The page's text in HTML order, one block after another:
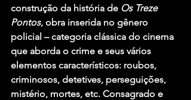
construção da história de Os Treze
Pontos, obra inserida no gênero
policial – categoria clássica do cinema
que aborda o crime e seus vários
elementos característicos: roubos,
criminosos, detetives, perseguições,
mistério, mortes, etc. Consagrado e